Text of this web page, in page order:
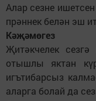
Алар сезне
прәннек белән эш
Кәҗәмөгез
Җитәкчелек
отышлы яктан
игътибарсыз
аларга болай да